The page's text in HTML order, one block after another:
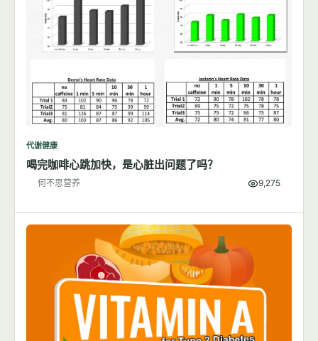
代谢健康
喝完咖啡心跳加快，是心脏出问题了吗？
何不思营养 9,275